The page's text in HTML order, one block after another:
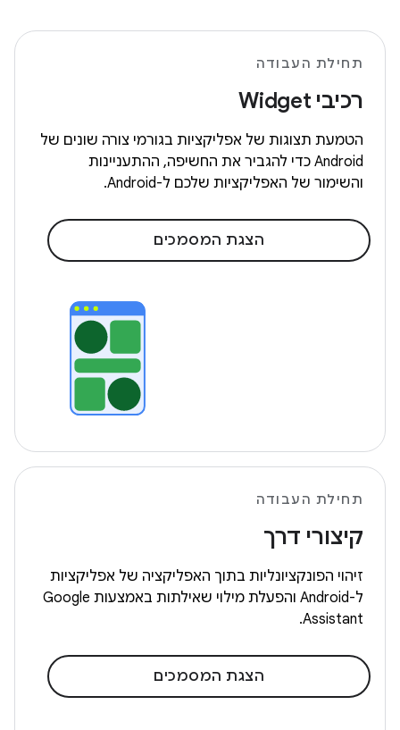
תחילת העבודה
רכיבי Widget
הטמעת תצוגות של אפליקציות בגורמי צורה שונים של
Android כדי להגביר את החשיפה, ההתעניינות
והשימור של האפליקציות שלכם ל-Android.
הצגת המסמכים
תחילת העבודה
קיצורי דרך
זיהוי הפונקציונליות בתוך האפליקציה של אפליקציות
ל-Android והפעלת מילוי שאילתות באמצעות Google
Assistant.
הצגת המסמכים